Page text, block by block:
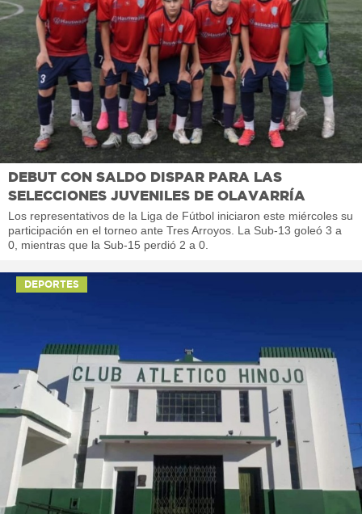
DEBUT CON SALDO DISPAR PARA LAS
SELECCIONES JUVENILES DE OLAVARRÍA
Los representativos de la Liga de Fútbol iniciaron este miércoles su
participación en el torneo ante Tres Arroyos. La Sub-13 goleó 3 a
0, mientras que la Sub-15 perdió 2 a 0.
DEPORTES